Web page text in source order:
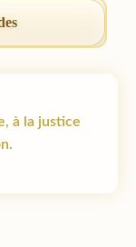
à la justice